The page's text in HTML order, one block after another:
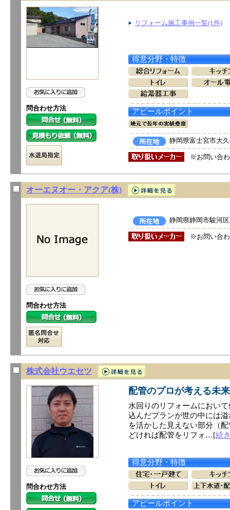
問合わせ方法
リフォーム施工事例一覧(1件)
得意分野・特徴
アピールポイント
静岡県富士宮市大
※お問い合
オーエヌオー・アクア(株)
問合わせ方法
静岡県静岡市駿河
※お問い合
株式会社ウエセツ
問合わせ方法
配管のプロが考える未
水回りのリフォームにおい
込んだプランが世の中には
を活かした見えない部分（
どければ配管をリフォ…[続
得意分野・特徴
アピールポイント